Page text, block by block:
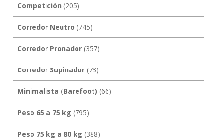
Competición (205)
Corredor Neutro (745)
Corredor Pronador(357)
Corredor Supinador(73)
Minimalista (Barefoot) (66)
Peso 65 a 75 kg (795)
Peso 75 kg a 80 kg (388)